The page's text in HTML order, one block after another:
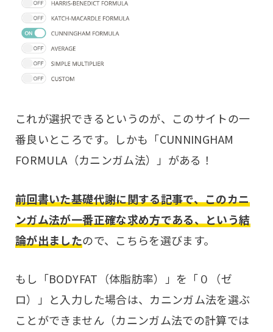
これが選択できるというのが、このサイトの一
番良いところです。しかも「CUNNINGHAM
FORMULA（カニンガム法）」がある！
前回書いた基礎代謝に関する記事で、このカニ
ンガム法が一番正確な求め方である、という結
論が出ましたので、こちらを選びます。
もし「BODYFAT（体脂肪率）」を「０（ゼ
ロ）」と入力した場合は、カニンガム法を選ぶ
ことができません（カニンガム法での計算では